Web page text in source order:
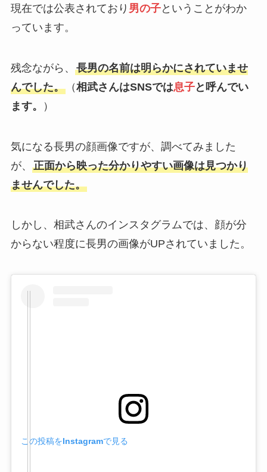
現在では公表されており 男の子ということがわか
っています。
残念ながら、 長男の名前は明らかにされていませ
んでした。（相武さんはSNSでは息子と呼んでい
ます。
）
気になる長男の顔画像ですが、調べてみました
が、 正面から映った分かりやすい画像は見つかり
ませんでした。
しかし、相武さんのインスタグラムでは、顔が分
からない程度に長男の画像がUPされていました。
この投稿をInstagramで見る